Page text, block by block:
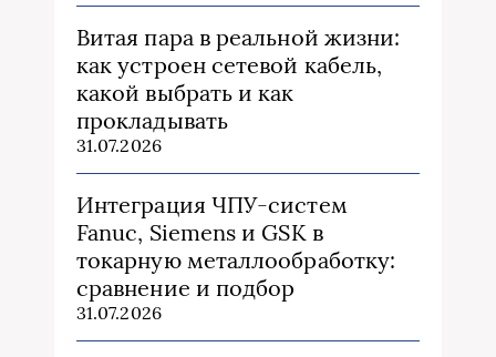
Витая пара в реальной жизни:
как устроен сетевой кабель,
какой выбрать и как
прокладывать
31.07.2026
Интеграция ЧПУ-систем
Fanuc, Siemens и GSK в
токарную металлообработку:
сравнение и подбор
31.07.2026